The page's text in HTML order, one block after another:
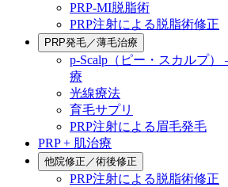
PRP-MI脱脂術
PRP注射による脱脂術修正
PRP発毛／薄毛治療
p-Scalp（ピー・スカルプ
療
光線療法
育毛サプリ
PRP注射による眉毛発毛
PRP + 肌治療
他院修正／術後修正
PRP注射による脱脂術修正